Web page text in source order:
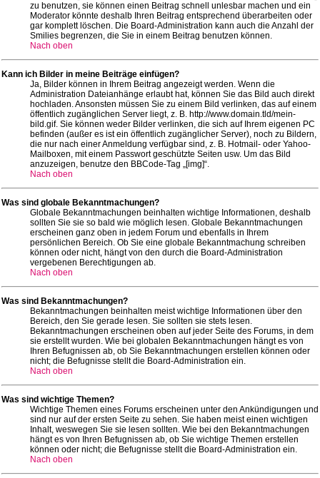
zu benutzen, sie können einen Beitrag schnell unlesbar machen und ein
Moderator könnte deshalb Ihren Beitrag entsprechend überarbeiten oder
gar komplett löschen. Die Board-Administration kann auch die Anzahl der
Smilies begrenzen, die Sie in einem Beitrag benutzen können.
Nach oben
Kann ich Bilder in meine Beiträge einfügen?
Ja, Bilder können in Ihrem Beitrag angezeigt werden. Wenn die
Administration Dateianhänge erlaubt hat, können Sie das Bild auch direkt
hochladen. Ansonsten müssen Sie zu einem Bild verlinken, das auf einem
öffentlich zugänglichen Server liegt, z. B. http://www.domain.tld/mein-
bild.gif. Sie können weder Bilder verlinken, die sich auf Ihrem eigenen PC
befinden (außer es ist ein öffentlich zugänglicher Server), noch zu Bildern,
die nur nach einer Anmeldung verfügbar sind, z. B. Hotmail- oder Yahoo-
Mailboxen, mit einem Passwort geschützte Seiten usw. Um das Bild
anzuzeigen, benutze den BBCode-Tag „[img]“.
Nach oben
Was sind globale Bekanntmachungen?
Globale Bekanntmachungen beinhalten wichtige Informationen, deshalb
sollten Sie sie so bald wie möglich lesen. Globale Bekanntmachungen
erscheinen ganz oben in jedem Forum und ebenfalls in Ihrem
persönlichen Bereich. Ob Sie eine globale Bekanntmachung schreiben
können oder nicht, hängt von den durch die Board-Administration
vergebenen Berechtigungen ab.
Nach oben
Was sind Bekanntmachungen?
Bekanntmachungen beinhalten meist wichtige Informationen über den
Bereich, den Sie gerade lesen. Sie sollten sie stets lesen.
Bekanntmachungen erscheinen oben auf jeder Seite des Forums, in dem
sie erstellt wurden. Wie bei globalen Bekanntmachungen hängt es von
Ihren Befugnissen ab, ob Sie Bekanntmachungen erstellen können oder
nicht; die Befugnisse stellt die Board-Administration ein.
Nach oben
Was sind wichtige Themen?
Wichtige Themen eines Forums erscheinen unter den Ankündigungen und
sind nur auf der ersten Seite zu sehen. Sie haben meist einen wichtigen
Inhalt, weswegen Sie sie lesen sollten. Wie bei den Bekanntmachungen
hängt es von Ihren Befugnissen ab, ob Sie wichtige Themen erstellen
können oder nicht; die Befugnisse stellt die Board-Administration ein.
Nach oben